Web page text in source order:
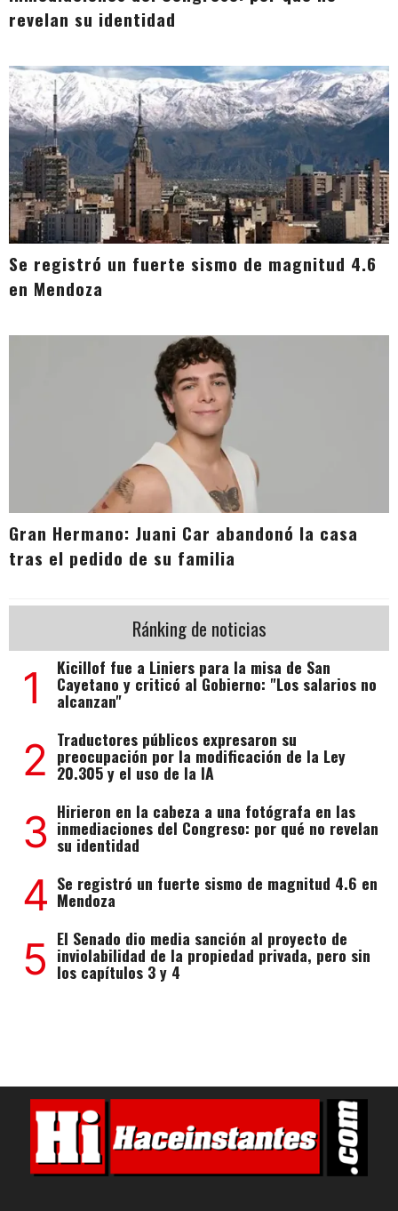
revelan su identidad
Se registró un fuerte sismo de magnitud 4.6
en Mendoza
Gran Hermano: Juani Car abandonó la casa
tras el pedido de su familia
Ránking de noticias
1 Kicillof fue a Liniers para la misa de San
Cayetano y criticó al Gobierno: "Los salarios no
alcanzan"
2 Traductores públicos expresaron su
preocupación por la modificación de la Ley
20.305 y el uso de la IA
3 Hirieron en la cabeza a una fotógrafa en las
inmediaciones del Congreso: por qué no revelan
su identidad
4 Se registró un fuerte sismo de magnitud 4.6 en
Mendoza
5 El Senado dio media sanción al proyecto de
inviolabilidad de la propiedad privada, pero sin
los capítulos 3 y 4